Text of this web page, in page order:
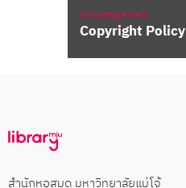
Uncategorized
Copyright Policy
สำนักหอสมุด มหาวิทยาลัยแม่โจ้